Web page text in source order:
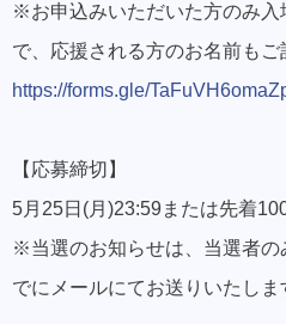
※お申込みいただいた方のみ入
で、応援される方のお名前もご
https://forms.gle/
【応募締切】
5月25日(月)23:59または先着
※当選のお知らせは、当選者の
でにメールにてお送りいたしま